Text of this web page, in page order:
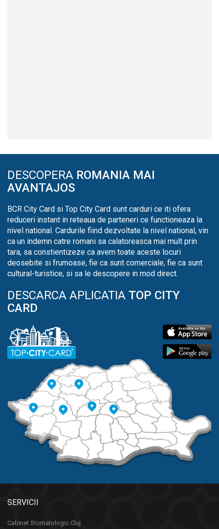
DESCOPERA ROMANIA MAI
AVANTAJOS
BCR City Card si Top City Card sunt carduri ce iti ofera
reduceri instant in reteaua de parteneri ce functioneaza la
nivel national. Cardurile fiind dezvoltate la nivel national, vin
ca un indemn catre romani sa calatoreasca mai mult prin
tara, sa constientizeze ca avem toate aceste locuri
deosebite si frumoase, fie ca sunt comerciale, fie ca sunt
cultural-turistice, si sa le descopere in mod direct.
DESCARCA APLICATIA TOP CITY
CARD
SERVICII
Cabinet Stomatologic Cluj